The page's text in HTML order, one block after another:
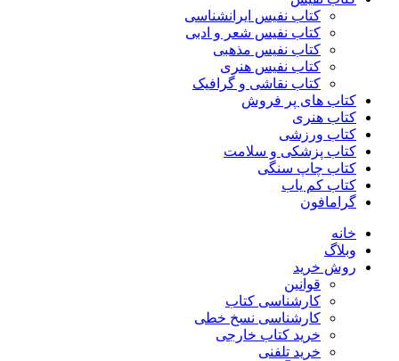
کتاب نفیس ایرانشناسی
کتاب نفیس شعر و ادبی
کتاب نفیس مذهبی
کتاب نفیس هنری
کتاب نقاشی و گرافیک
کتاب های پر فروش
کتاب هنری
کتاب ورزشی
کتاب پزشکی و سلامت
کتاب چاپ سنگی
کتاب کم یاب
گرامافون
خانه
وبلاگ
روش خرید
قوانین
کارشناسی کتاب
کارشناسی نسخ خطی
خرید کتاب خارجی
خرید تلفنی